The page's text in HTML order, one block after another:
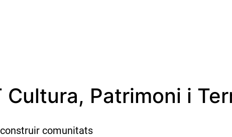
Cultura, Patrimoni i
comunitats